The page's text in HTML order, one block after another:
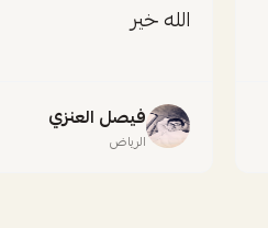
الله خير
فيصل العنزي
الرياض